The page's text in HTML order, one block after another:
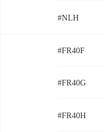
#NLH
#FR40F
#FR40G
#FR40H